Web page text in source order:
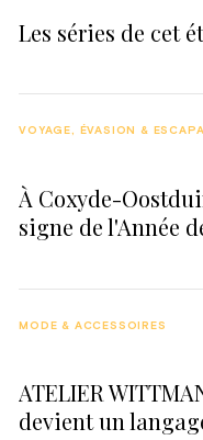
Les séries de cet
À Coxyde-
signe de l'Année
VOYAGE, ÉVASION &
ATELIER
devient un
MODE & ACCESSOIRES